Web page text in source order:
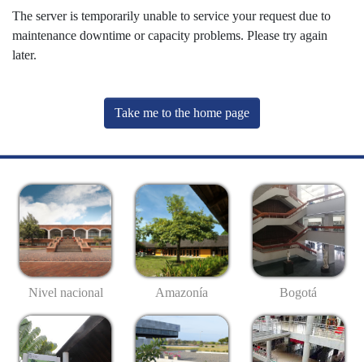
The server is temporarily unable to service your request due to
maintenance downtime or capacity problems. Please try again
later.
Take me to the home page
Nivel nacional Amazonía Bogotá